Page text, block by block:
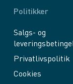
Politikker
Salgs- og
Privatlivspolitik
Cookies